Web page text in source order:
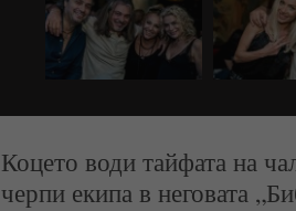
Коцето води тайфата на
черпи екипа в неговата